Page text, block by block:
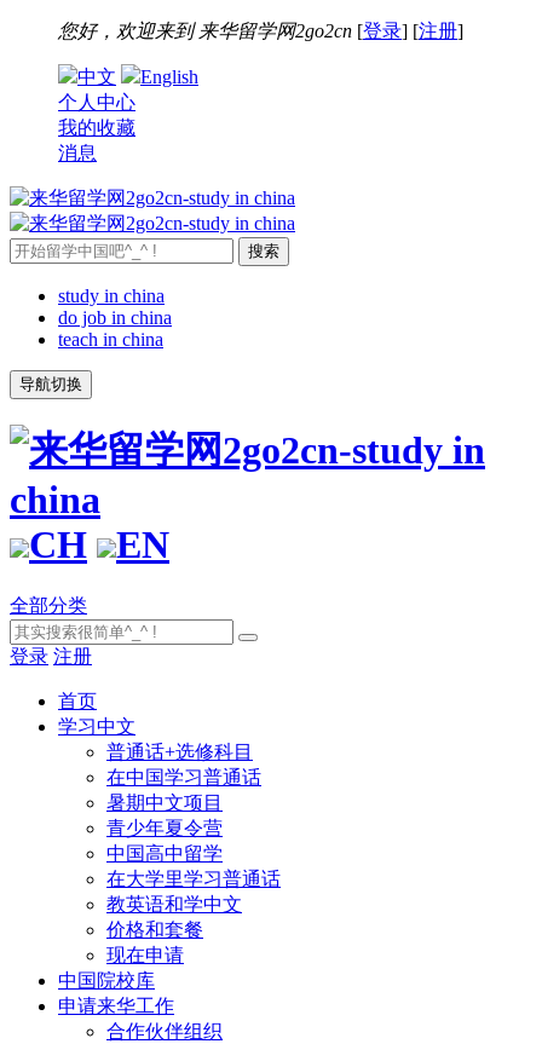
您好，欢迎来到 来华留学网2go2cn [登录] [注册]
中文
English
个人中心
我的收藏
消息
study in china
do job in china
teach in china
导航切换
CH EN
全部分类
登录 注册
首页
学习中文
普通话+选修科目
在中国学习普通话
暑期中文项目
青少年夏令营
中国高中留学
在大学里学习普通话
教英语和学中文
价格和套餐
现在申请
中国院校库
申请来华工作
合作伙伴组织